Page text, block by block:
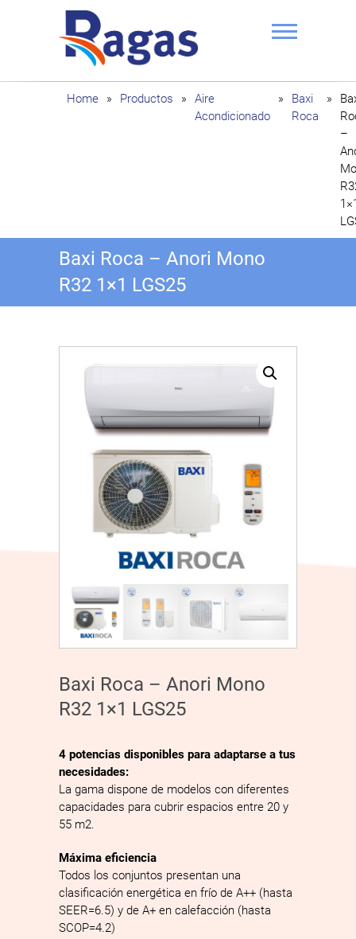
Ragas
Home » Productos »
Aire
Acondicionado
»
Baxi
Roca
»
–
Baxi Roca – Anori Mono
R32 1×1 LGS25
Baxi Roca – Anori Mono
R32 1×1 LGS25
4 potencias disponibles para adaptarse a tus
necesidades:
La gama dispone de modelos con diferentes
capacidades para cubrir espacios entre 20 y
55 m2.
Máxima eficiencia
Todos los conjuntos presentan una
clasificación energética en frío de A++ (hasta
SEER=6.5) y de A+ en calefacción (hasta
SCOP=4.2)